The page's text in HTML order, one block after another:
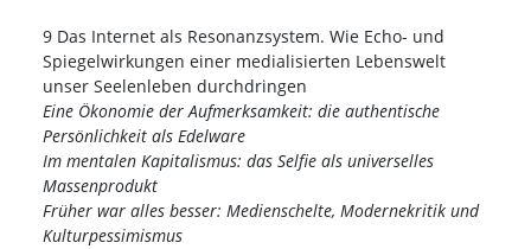
9 Das Internet als Resonanzsystem. Wie Echo- und
Spiegelwirkungen einer medialisierten Lebenswelt
unser Seelenleben durchdringen
Eine Ökonomie der Aufmerksamkeit: die authentische
Persönlichkeit als Edelware
Im mentalen Kapitalismus: das Selfie als universelles
Massenprodukt
Früher war alles besser: Medienschelte, Modernekritik und
Kulturpessimismus